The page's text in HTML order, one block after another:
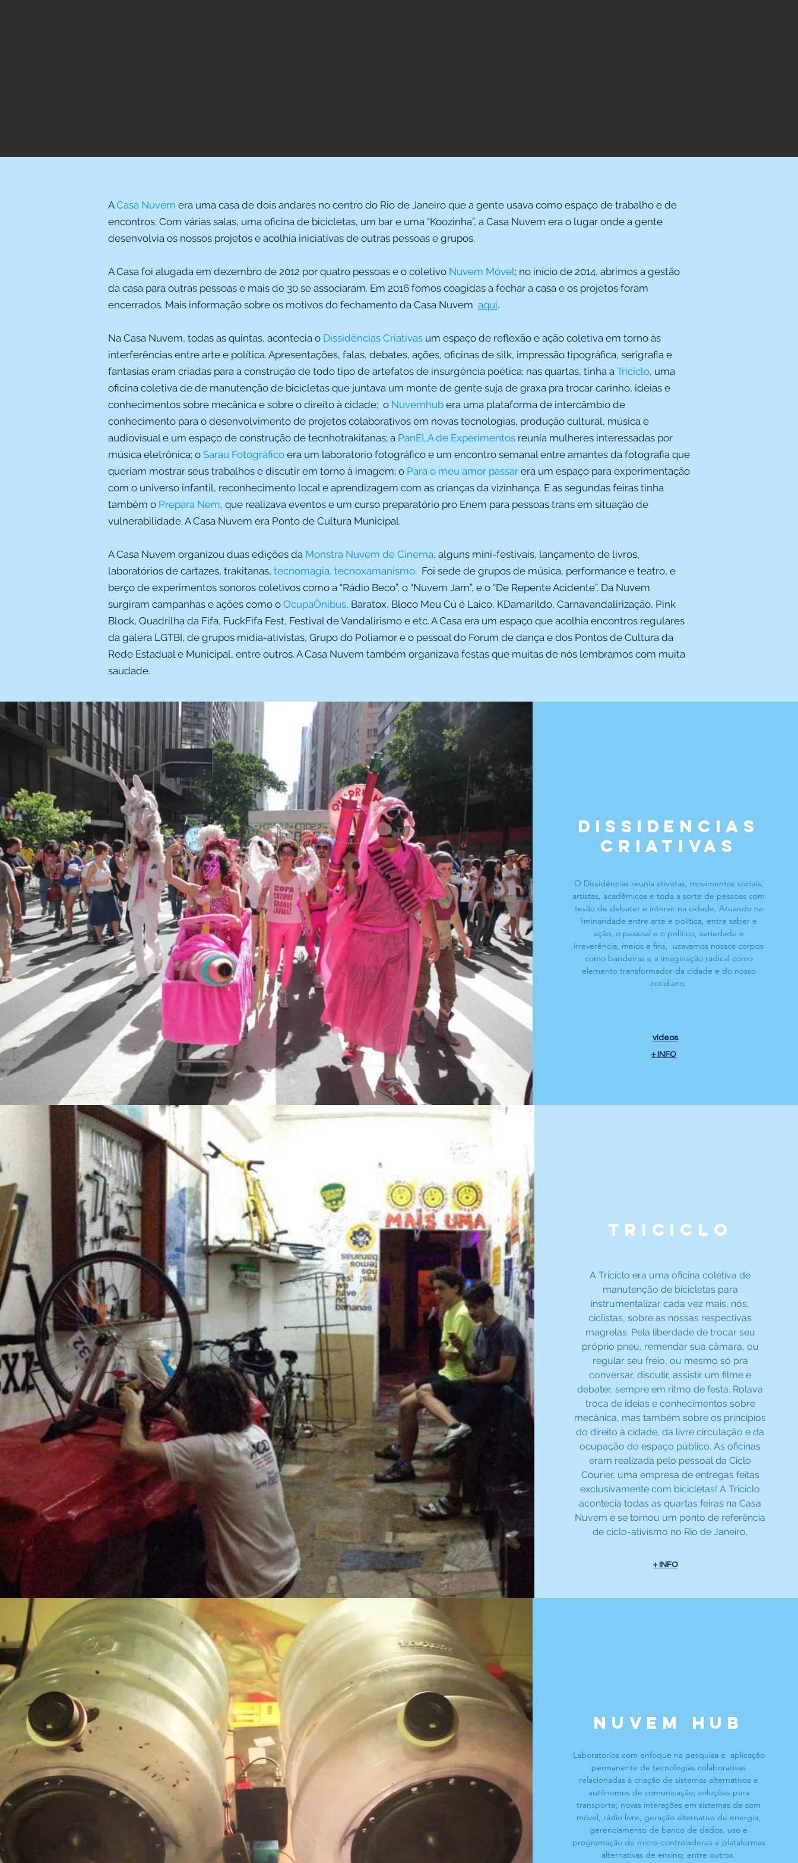
ACasa Nuvem era uma casa de dois andares no centro do Rio de Janeiro que a gente usava como espaço de trabalho e de
encontros. Com várias salas, uma oficina de bicicletas, um bar e uma “Koozinha”, a Casa Nuvem era o lugar onde a gente
desenvolvia os nossos projetos e acolhia iniciativas de outras pessoas e grupos.
A Casa foi alugada em dezembro de 2012 por quatro pessoas e o coletivo Nuvem Móvel; no início de 2014, abrimos a gestão
da casa para outras pessoas e mais de 30 se associaram. Em 2016 fomos coagidas a fechar a casa e os projetos foram
encerrados. Mais informação sobre os motivos do fechamento da Casa Nuvem aquí.
Na Casa Nuvem, todas as quintas, acontecia o Dissidências Criativas um espaço de reflexão e ação coletiva em torno às
interferências entre arte e política. Apresentações, falas, debates, ações, oficinas de silk, impressão tipográfica, serigrafia e
fantasias eram criadas para a construção de todo tipo de artefatos de insurgência poética; nas quartas, tinha a Triciclo, uma
oficina coletiva de de manutenção de bicicletas que juntava um monte de gente suja de graxa pra trocar carinho, ideias e
conhecimentos sobre mecânica e sobre o direito à cidade; o Nuvemhub era uma plataforma de intercâmbio de
conhecimento para o desenvolvimento de projetos colaborativos em novas tecnologias, produção cultural, música e
audiovisual e um espaço de construção de tecnhotrakitanas; a PanELA de Experimentos reunía mulheres interessadas por
música eletrônica; o Sarau Fotográfico era um laboratorio fotográfico e um encontro semanal entre amantes da fotografia que
queriam mostrar seus trabalhos e discutir em torno à imagem; o Para o meu amor passar era um espaço para experimentação
com o universo infantil, reconhecimento local e aprendizagem com as crianças da vizinhança. E as segundas feiras tinha
também o Prepara Nem, que realizava eventos e um curso preparatório pro Enem para pessoas trans em situação de
vulnerabilidade. A Casa Nuvem era Ponto de Cultura Municipal.
A Casa Nuvem organizou duas edições da Monstra Nuvem de Cinema, alguns mini-festivais, lançamento de livros,
laboratórios de cartazes, trakitanas, tecnomagia, tecnoxamanismo. Foi sede de grupos de música, performance e teatro, e
berço de experimentos sonoros coletivos como a “Rádio Beco”, o “Nuvem Jam”, e o “De Repente Acidente”. Da Nuvem
surgiram campanhas e ações como o OcupaÔnibus, Baratox, Bloco Meu Cú é Laico, KDamarildo, Carnavandalirização, Pink
Block, Quadrilha da Fifa, FuckFifa Fest, Festival de Vandalirismo e etc. A Casa era um espaço que acolhia encontros regulares
da galera LGTBI, de grupos mídia-ativistas, Grupo do Poliamor e o pessoal do Forum de dança e dos Pontos de Cultura da
Rede Estadual e Municipal, entre outros. A Casa Nuvem também organizava festas que muitas de nós lembramos com muita
saudade. ​
DISSIDENCIAS
CRIATIVAS
O Dissidências reunía ativistas, movimentos sociais,
artistas, acadêmicos e toda a sorte de pessoas com
tesão de debater e intervir na cidade. Atuando na
liminaridade entre arte e política, entre saber e
ação, o pessoal e o político, seriedade e
irreverência, meios e fins, usavamos nossos corpos
como bandeiras e a imaginação radical como
elemento transformador da cidade e do nosso
cotidiano.
vídeos
+ INFO
TRICICLO
A Tricíclo era uma oficina coletiva de
manutenção de bicicletas para
instrumentalizar cada vez mais, nós,
ciclistas, sobre as nossas respectivas
magrelas. Pela liberdade de trocar seu
próprio pneu, remendar sua câmara, ou
regular seu freio, ou mesmo só pra
conversar, discutir, assistir um filme e
debater, sempre em ritmo de festa. Rolava
troca de ideias e conhecimentos sobre
mecânica, mas também sobre os princípios
do direito à cidade, da livre circulação e da
ocupação do espaço público. As oficinas
eram realizada pelo pessoal da Ciclo
Courier, uma empresa de entregas feitas
exclusivamente com bicicletas! A Triciclo
acontecia todas as quartas feiras na Casa
Nuvem e se tornou um ponto de referência
de ciclo-ativismo no Rio de Janeiro,
+ INFO
NUVEM HUB
Laboratorios com enfoque na pesquisa e aplicação
permanente de tecnologias colaborativas
relacionadas à criação de sistemas alternativos e
autônomos de comunicação; soluções para
transporte; novas interações em sistemas de som
móvel, rádio livre, geração alternativa de energia,
gerenciamento de banco de dados, uso e
programação de micro-controladores e plataformas
alternativas de ensino; entre outros.